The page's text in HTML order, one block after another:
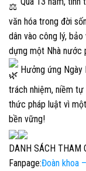
văn hóa trong đời
dân vào công lý,
dựng một Nhà nước
Hưởng ứng Ngày
trách nhiệm, niềm
thức pháp luật vì
bền vững!
DANH SÁCH THAM
Fanpage:Đoàn khoa